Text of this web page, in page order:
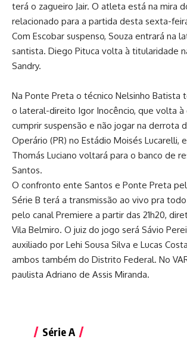
terá o zagueiro Jair. O atleta está na mira
relacionado para a partida desta sexta-
Com Escobar suspenso, Souza entrará na
santista. Diego Pituca volta à titularidade
Sandry.
Na Ponte Preta o técnico Nelsinho Batista
o lateral-direito Igor Inocêncio, que volta à
cumprir suspensão e não jogar na derrota
Operário (PR) no Estádio Moisés Lucarelli,
Thomás Luciano voltará para o banco de
Santos.
O confronto ente Santos e Ponte Preta
Série B terá a transmissão ao vivo pra
pelo canal Premiere a partir das 21h20,
Vila Belmiro. O juiz do jogo será Sávio
auxiliado por Lehi Sousa Silva e Lucas
ambos também do Distrito Federal. No
paulista Adriano de Assis Miranda.
Série A